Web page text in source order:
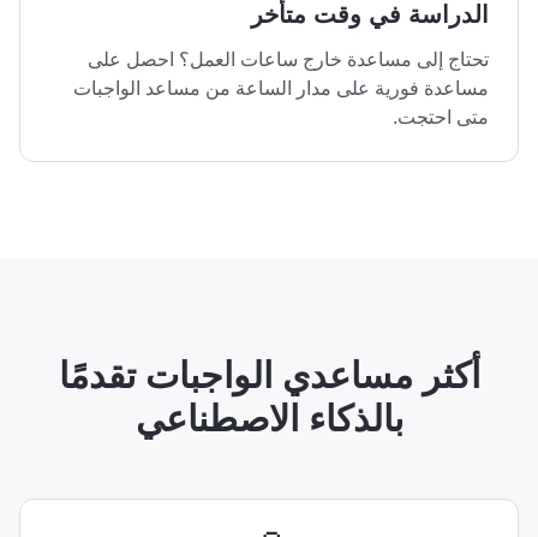
الدراسة في وقت متأخر
تحتاج إلى مساعدة خارج ساعات العمل؟ احصل على
مساعدة فورية على مدار الساعة من مساعد الواجبات
متى احتجت.
أكثر مساعدي الواجبات تقدمًا
بالذكاء الاصطناعي